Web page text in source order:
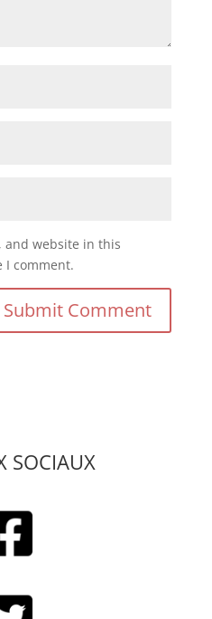
and website in this
I comment.
SOCIAUX